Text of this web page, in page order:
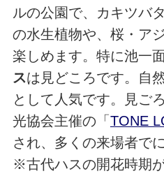
ルの公園で、カキツバ
の水生植物や、桜・ア
楽しめます。特に池一
スは見どころです。自
として人気です。見ご
光協会主催の「 TONE
され、多くの来場者で
※古代ハスの開花時期